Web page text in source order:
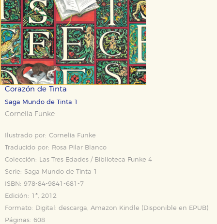
Corazón de Tinta
Saga Mundo de Tinta 1
Cornelia Funke
Ilustrado por: Cornelia Funke
Traducido por:
Rosa Pilar Blanco
Colección:
Las Tres Edades / Biblioteca Funke 4
Serie: Saga Mundo de Tinta 1
ISBN: 978-84-9841-681-7
Edición: 1ª, 2012
Formato:
Digital: descarga, Amazon Kindle (Disponible en EPUB)
Páginas: 608